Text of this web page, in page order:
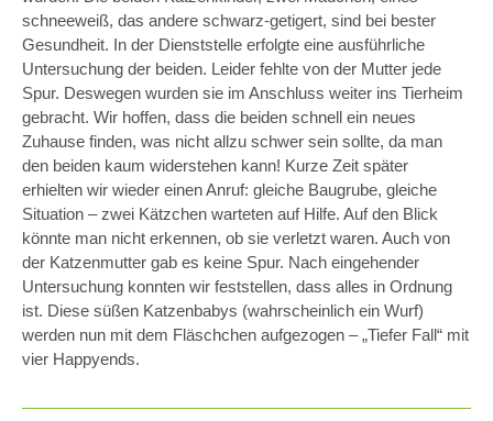
schneeweiß, das andere schwarz-getigert, sind bei bester
Gesundheit. In der Dienststelle erfolgte eine ausführliche
Untersuchung der beiden. Leider fehlte von der Mutter jede
Spur. Deswegen wurden sie im Anschluss weiter ins Tierheim
gebracht. Wir hoffen, dass die beiden schnell ein neues
Zuhause finden, was nicht allzu schwer sein sollte, da man
den beiden kaum widerstehen kann! Kurze Zeit später
erhielten wir wieder einen Anruf: gleiche Baugrube, gleiche
Situation – zwei Kätzchen warteten auf Hilfe. Auf den Blick
könnte man nicht erkennen, ob sie verletzt waren. Auch von
der Katzenmutter gab es keine Spur. Nach eingehender
Untersuchung konnten wir feststellen, dass alles in Ordnung
ist. Diese süßen Katzenbabys (wahrscheinlich ein Wurf)
werden nun mit dem Fläschchen aufgezogen – „Tiefer Fall“ mit
vier Happyends.